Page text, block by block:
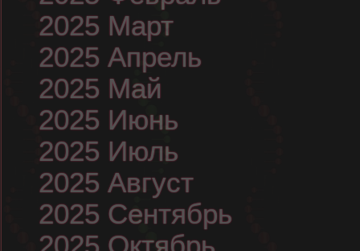
2025 Март
2025 Апрель
2025 Май
2025 Июнь
2025 Июль
2025 Август
2025 Сентябрь